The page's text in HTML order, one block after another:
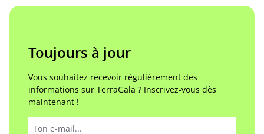
Toujours à jour
Vous souhaitez recevoir régulièrement des
informations sur TerraGala ? Inscrivez-vous dès
maintenant !